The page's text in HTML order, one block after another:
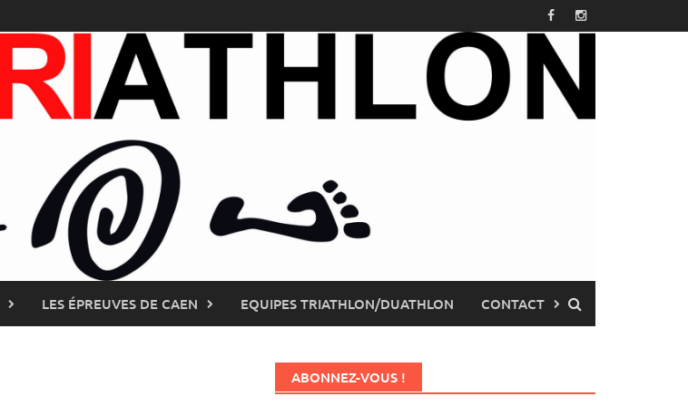
LES ÉPREUVES DE CAEN EQUIPES TRIATHLON/DUATHLON CONTACT
ABONNEZ-VOUS !